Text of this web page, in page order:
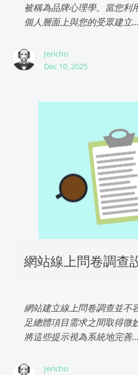
被稱為品牌心理學。當您利
個人層面上與您的受眾建立...
Jericho
Dec 10, 2025
網站線上問卷調查
網站建立線上問卷調查並不
足總體項目需求之間取得微
將這些提示視為系統地完善...
Jericho